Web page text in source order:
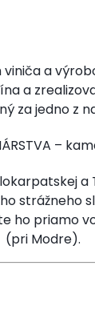
a
a
za jedno z
–
strážneho
ho priamo
(pri Modre).